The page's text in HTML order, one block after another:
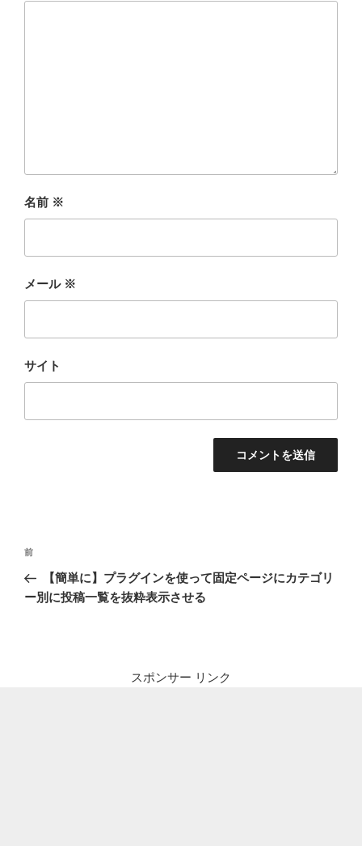
名前 ※
メール ※
サイト
投
ナ
前
の
前
【簡単に】プラグインを使って固定ページにカテゴリ
ー別に投稿一覧を抜粋表示させる
スポンサー リンク